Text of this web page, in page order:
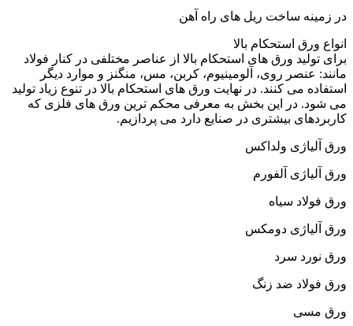
در زمینه ساخت ریل های راه آهن
انواع ورق استحکام بالا
برای تولید ورق های استحکام بالا از عناصر مختلفی در کنار فولاد
مانند: عنصر روی، آلومینیوم، کربن، مس، منگنز و موارد دیگر
استفاده می کنند. در نهایت ورق های استحکام بالا در تنوع زیاد تولید
می شود. در این بخش به معرفی محکم ترین ورق های فلزی که
کاربردهای بیشتری در صنایع دارد می پردازیم.
ورق آلیاژی ولداکس
ورق آلیاژی آلفورم
ورق فولاد سیاه
ورق آلیاژی دومکس
ورق نورد سرد
ورق فولاد ضد زنگ
ورق مسی